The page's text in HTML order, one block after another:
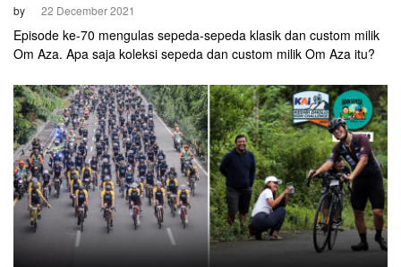
by 22 December 2021
Episode ke-70 mengulas sepeda-sepeda klasik dan custom milik
Om Aza. Apa saja koleksi sepeda dan custom milik Om Aza itu?